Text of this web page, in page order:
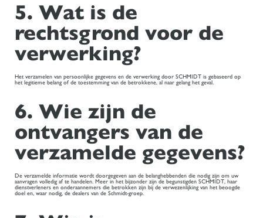
5. Wat is de
rechtsgrond voor de
verwerking?
Het verzamelen van persoonlijke gegevens en de verwerking door SCHMIDT is gebaseerd op
het legitieme belang of de toestemming van de betrokkene, al naar gelang het geval.
6. Wie zijn de
ontvangers van de
verzamelde gegevens?
De verzamelde informatie wordt doorgegeven aan de belanghebbenden die nodig zijn om uw
aanvragen volledig af te handelen. Meer in het bijzonder zijn de begunstigden SCHMIDT, haar
dienstverleners en onderaannemers die betrokken zijn bij de verwezenlijking van het beoogde
doel en, waar nodig, de dealers van de Schmidt-groep.